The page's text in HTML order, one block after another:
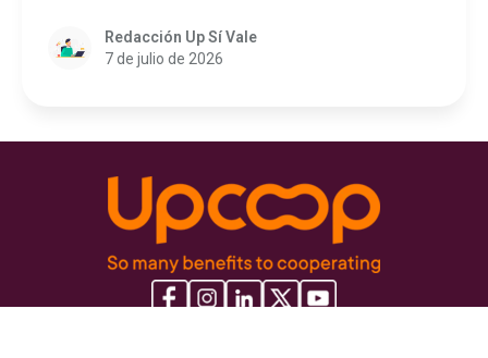
Redacción Up Sí Vale
7 de julio de 2026